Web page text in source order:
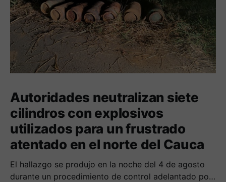
Autoridades neutralizan siete
cilindros con explosivos
utilizados para un frustrado
atentado en el norte del Cauca
El hallazgo se produjo en la noche del 4 de agosto
durante un procedimiento de control adelantado por